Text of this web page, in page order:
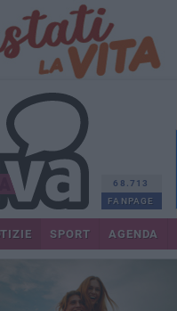
68.713
FANPAGE
SPORT AGENDA